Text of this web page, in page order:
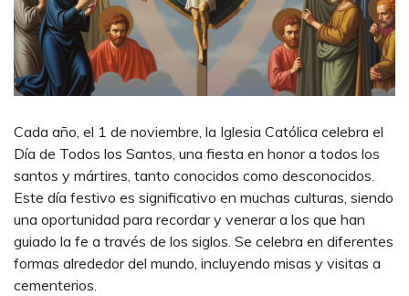
Cada año, el 1 de noviembre, la Iglesia Católica celebra el
Día de Todos los Santos, una fiesta en honor a todos los
santos y mártires, tanto conocidos como desconocidos.
Este día festivo es significativo en muchas culturas, siendo
una oportunidad para recordar y venerar a los que han
guiado la fe a través de los siglos. Se celebra en diferentes
formas alrededor del mundo, incluyendo misas y visitas a
cementerios.